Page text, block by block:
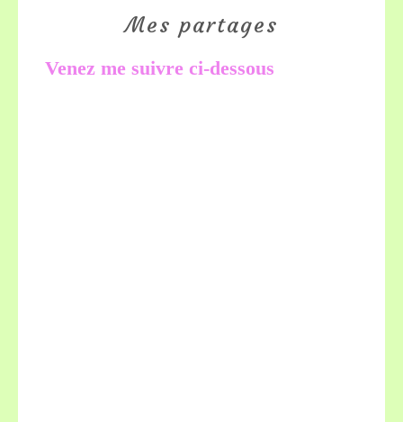
Mes partages
Venez me suivre ci-dessous